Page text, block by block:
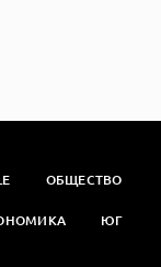
ОБЩЕСТВО
ЮГ